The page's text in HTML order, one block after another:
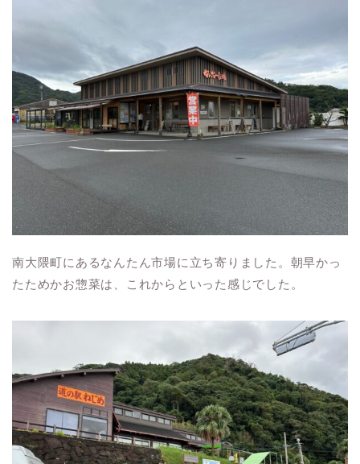
南大隈町にあるなんたん市場に立ち寄りました。朝早かっ
たためかお惣菜は、これからといった感じでした。